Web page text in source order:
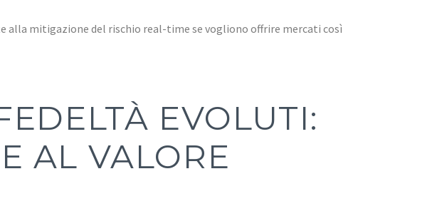
alla mitigazione del rischio real-time se vogliono offrire mercati così
EVOLUTI:
AL VALORE